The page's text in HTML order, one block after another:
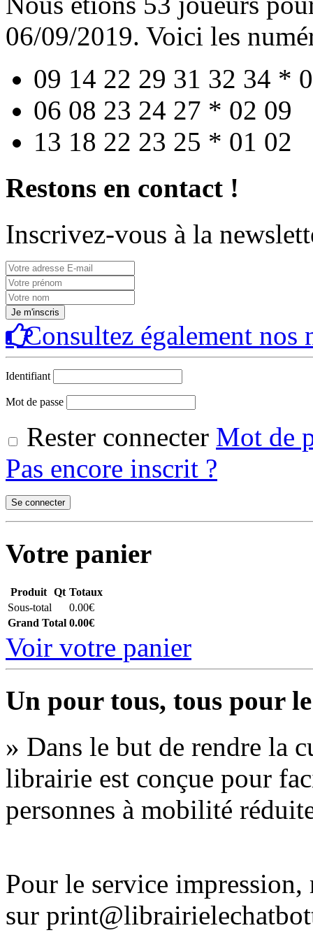
06/09/2019. Voici les
09 14 22 29 31 32 34 *
06 08 23 24 27 * 02 09
13 18 22 23 25 * 01 02
Restons en contact !
Inscrivez-vous à la
Consultez également nos
Identifiant
Mot de passe
Rester connecter Mot de
Pas encore inscrit ?
Votre panier
Produit Qt Totaux
Sous-total
0.00€
Grand Total 0.00€
Voir votre panier
Un pour tous, tous pour
» Dans le but de rendre la
librairie est conçue pour
personnes à mobilité
Pour le service
sur